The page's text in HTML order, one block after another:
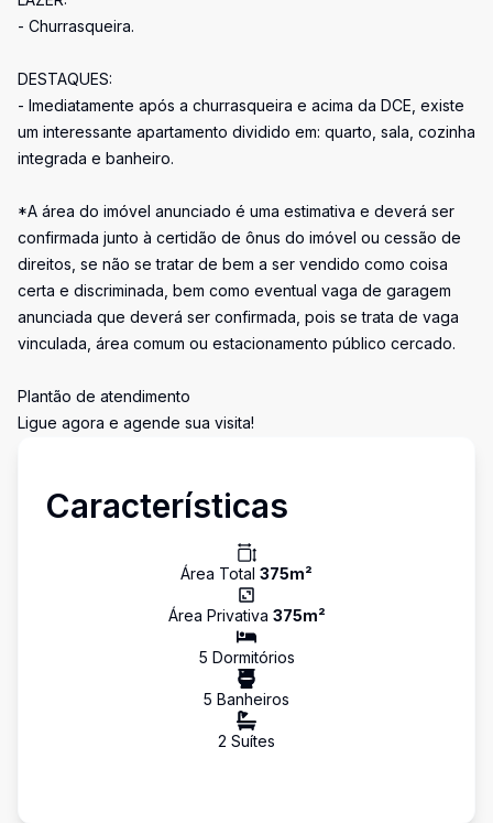
- Churrasqueira.
DESTAQUES:
- Imediatamente após a churrasqueira e acima da DCE, existe
um interessante apartamento dividido em: quarto, sala, cozinha
integrada e banheiro.
*A área do imóvel anunciado é uma estimativa e deverá ser
confirmada junto à certidão de ônus do imóvel ou cessão de
direitos, se não se tratar de bem a ser vendido como coisa
certa e discriminada, bem como eventual vaga de garagem
anunciada que deverá ser confirmada, pois se trata de vaga
vinculada, área comum ou estacionamento público cercado.
Plantão de atendimento
Ligue agora e agende sua visita!
Características
Área Total 375m²
Área Privativa 375m²
5 Dormitórios
5 Banheiros
2 Suítes